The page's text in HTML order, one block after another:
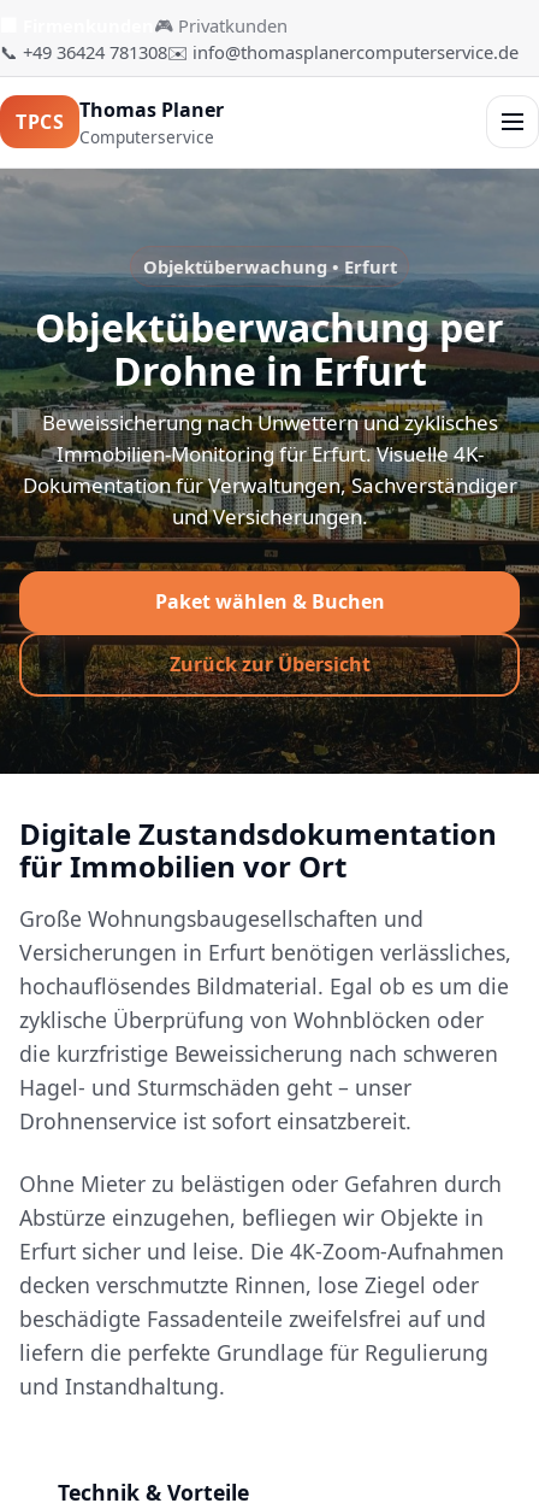
🎮 Privatkunden
📞 +49 36424 781308✉️ info@thomasplanercomputerservice.de
TPCS Thomas Planer
Computerservice
Objektüberwachung • Erfurt
Objektüberwachung per
Drohne in Erfurt
Beweissicherung nach Unwettern und zyklisches
Immobilien-Monitoring für Erfurt. Visuelle 4K-
Dokumentation für Verwaltungen, Sachverständiger
und Versicherungen.
Paket wählen & Buchen
Zurück zur Übersicht
Digitale Zustandsdokumentation
für Immobilien vor Ort
Große Wohnungsbaugesellschaften und
Versicherungen in Erfurt benötigen verlässliches,
hochauflösendes Bildmaterial. Egal ob es um die
zyklische Überprüfung von Wohnblöcken oder
die kurzfristige Beweissicherung nach schweren
Hagel- und Sturmschäden geht – unser
Drohnenservice ist sofort einsatzbereit.
Ohne Mieter zu belästigen oder Gefahren durch
Abstürze einzugehen, befliegen wir Objekte in
Erfurt sicher und leise. Die 4K-Zoom-Aufnahmen
decken verschmutzte Rinnen, lose Ziegel oder
beschädigte Fassadenteile zweifelsfrei auf und
liefern die perfekte Grundlage für Regulierung
und Instandhaltung.
Technik & Vorteile